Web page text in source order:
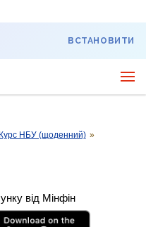
ВСТАНОВИТИ
Курс НБУ (щоденний) »
від Мінфін